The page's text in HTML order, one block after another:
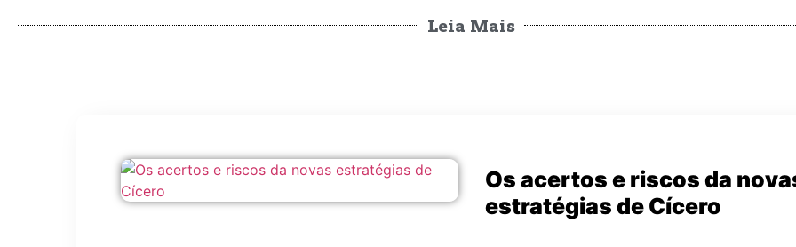
Leia Mais
Os acertos e riscos da
estratégias de Cícero